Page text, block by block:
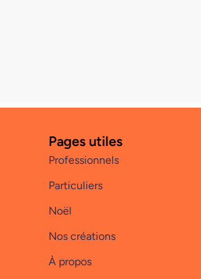
Pages utiles
Professionnels
Particuliers
Noël
Nos créations
À propos